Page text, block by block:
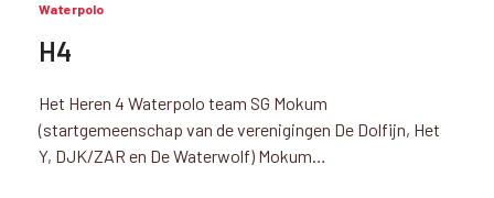
Waterpolo
H4
Het Heren 4 Waterpolo team SG Mokum
(startgemeenschap van de verenigingen De Dolfijn, Het
Y, DJK/ZAR en De Waterwolf) Mokum…